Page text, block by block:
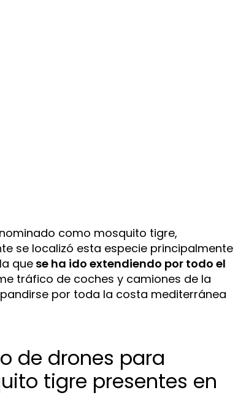
como mosquito tigre,
se localizó esta especie principalmente
que se ha ido extendiendo por todo el
tráfico de coches y camiones de la
por toda la costa mediterránea
de drones para
tigre presentes en